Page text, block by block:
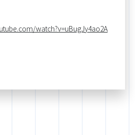
watch?v=uBugJy4ao2A